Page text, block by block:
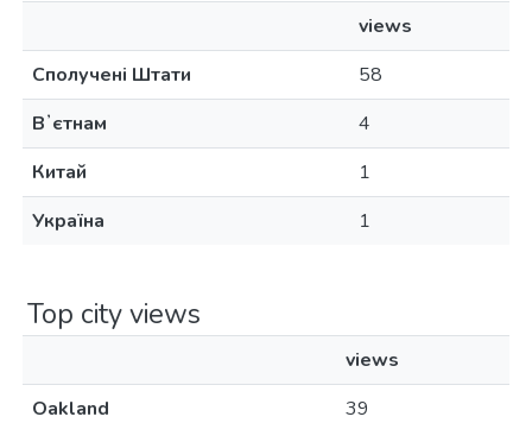
views
Сполучені Штати
58
Вʼєтнам
4
Китай
1
Україна
1
Top city views
views
Oakland
39